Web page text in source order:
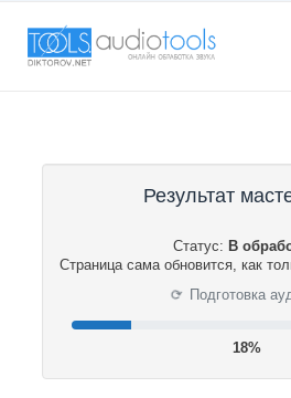
Результат
Статус: В
Страница сама обновится, как
⟳ Подготовка
18%